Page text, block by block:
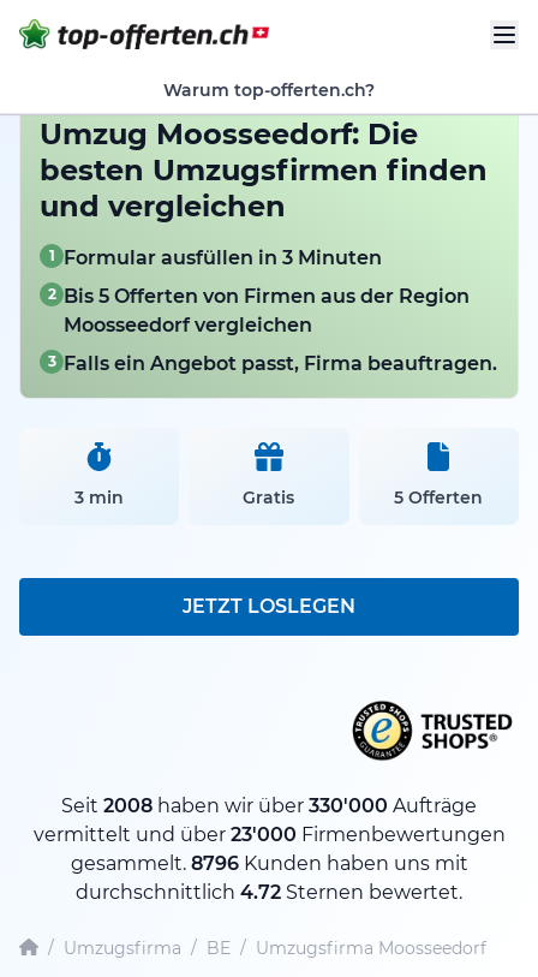
Warum top-offerten.ch?
Umzug Moosseedorf: Die
besten Umzugsfirmen finden
und vergleichen
1 Formular ausfüllen in 3 Minuten
2 Bis 5 Offerten von Firmen aus der Region
Moosseedorf vergleichen
3 Falls ein Angebot passt, Firma beauftragen.
3 min Gratis 5 Offerten
JETZT LOSLEGEN
Seit 2008 haben wir über 330'000 Aufträge
vermittelt und über 23'000 Firmenbewertungen
gesammelt. 8796Kunden haben uns mit
durchschnittlich 4.72 Sternen bewertet.
/ Umzugsfirma / BE / Umzugsfirma Moosseedorf